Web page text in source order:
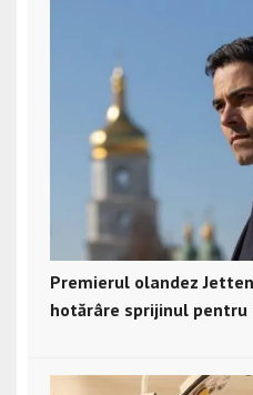
Premierul olandez
hotărâre sprijinul pentru